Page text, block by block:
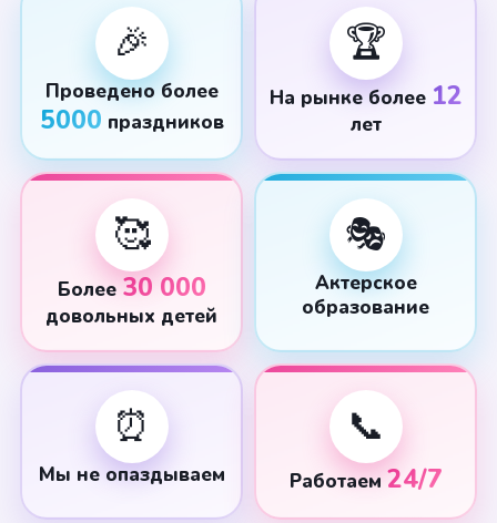
🎉
Проведено более
5000 праздников
🏆
На рынке более 12
лет
🥰
Более30 000
довольных детей
🎭
Актерское
образование
⏰
Мы не опаздываем
📞
Работаем 24/7